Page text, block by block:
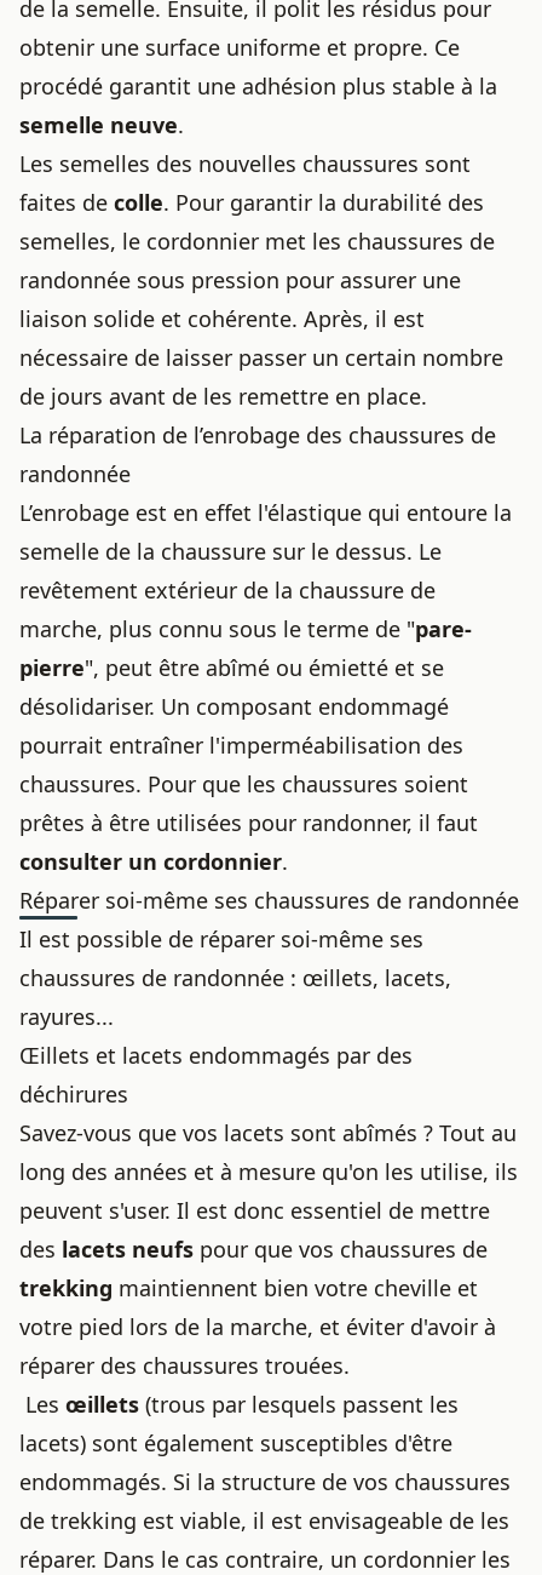
de la semelle. Ensuite, il polit les résidus pour
obtenir une surface uniforme et propre. Ce
procédé garantit une adhésion plus stable à la
semelle neuve.
Les semelles des nouvelles chaussures sont
faites de colle. Pour garantir la durabilité des
semelles, le cordonnier met les chaussures de
randonnée sous pression pour assurer une
liaison solide et cohérente. Après, il est
nécessaire de laisser passer un certain nombre
de jours avant de les remettre en place.
La réparation de l’enrobage des chaussures de
randonnée
L’enrobage est en effet l'élastique qui entoure la
semelle de la chaussure sur le dessus. Le
revêtement extérieur de la chaussure de
marche, plus connu sous le terme de "pare-
pierre", peut être abîmé ou émietté et se
désolidariser. Un composant endommagé
pourrait entraîner l'imperméabilisation des
chaussures. Pour que les chaussures soient
prêtes à être utilisées pour randonner, il faut
consulter un cordonnier.
Réparer soi-même ses chaussures de randonnée
Il est possible de réparer soi-même ses
chaussures de randonnée : œillets, lacets,
rayures...
Œillets et lacets endommagés par des
déchirures
Savez-vous que vos lacets sont abîmés ? Tout au
long des années et à mesure qu'on les utilise, ils
peuvent s'user. Il est donc essentiel de mettre
des lacets neufs pour que vos chaussures de
trekking maintiennent bien votre cheville et
votre pied lors de la marche, et éviter d'avoir à
réparer des chaussures trouées.
Les œillets (trous par lesquels passent les
lacets) sont également susceptibles d'être
endommagés. Si la structure de vos chaussures
de trekking est viable, il est envisageable de les
réparer. Dans le cas contraire, un cordonnier les